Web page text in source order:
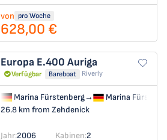
von pro Woche
628,00 €
Europa E.400 Auriga
Verfügbar Bareboat Riverly
Marina Fürstenberg→
Marina
26.8 km from Zehdenick
Jahr:2006 Kabinen:2